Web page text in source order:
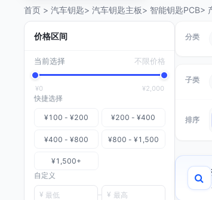
首页 > 汽车钥匙> 汽车钥匙主板> 智能钥匙PCB>
价格区间
当前选择 不限价格
¥0 ¥2,000
快捷选择
¥100 - ¥200 ¥200 - ¥400
¥400 - ¥800 ¥800 - ¥1,500
¥1,500+
自定义
¥ ¥
分类
子类
排序